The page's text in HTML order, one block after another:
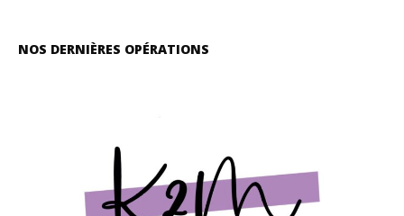
NOS DERNIÈRES OPÉRATIONS